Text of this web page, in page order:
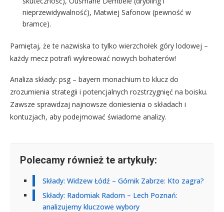
nieprzewidywalność), Matwiej Safonow (pewność w
bramce).
Pamiętaj, że te nazwiska to tylko wierzchołek góry lodowej –
każdy mecz potrafi wykreować nowych bohaterów!
Analiza składy: psg – bayern monachium to klucz do
zrozumienia strategii i potencjalnych rozstrzygnięć na boisku.
Zawsze sprawdzaj najnowsze doniesienia o składach i
kontuzjach, aby podejmować świadome analizy.
Polecamy również te artykuły:
Składy: Widzew Łódź – Górnik Zabrze: Kto zagra?
Składy: Radomiak Radom – Lech Poznań:
analizujemy kluczowe wybory